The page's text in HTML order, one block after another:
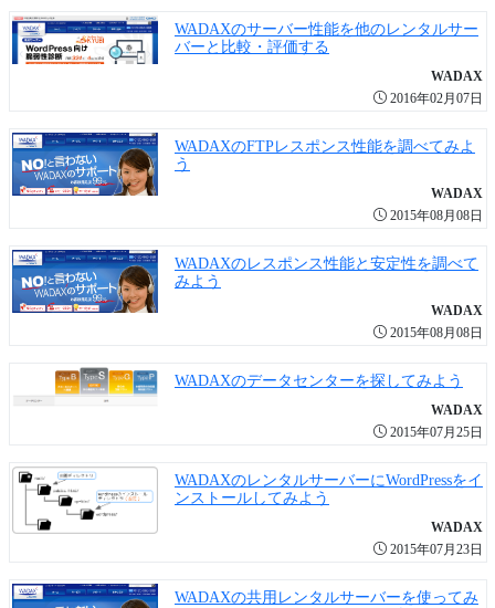
WADAXのサーバー性能を他のレンタルサー
バーと比較・評価する
WADAX
2016年02月07日
WADAXのFTPレスポンス性能を調べてみよ
う
WADAX
2015年08月08日
WADAXのレスポンス性能と安定性を調べて
みよう
WADAX
2015年08月08日
WADAXのデータセンターを探してみよう
WADAX
2015年07月25日
WADAXのレンタルサーバーにWordPressをイ
ンストールしてみよう
WADAX
2015年07月23日
WADAXの共用レンタルサーバーを使ってみ